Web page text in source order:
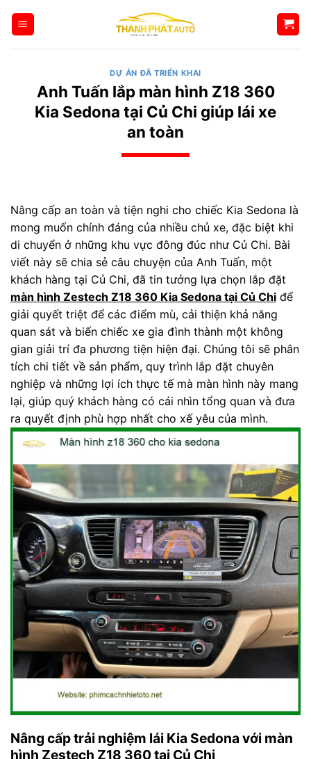
qua
DỰ ÁN ĐÃ TRIỂN KHAI
Anh Tuấn lắp màn hình Z18 360
Kia Sedona tại Củ Chi giúp lái xe
an toàn
Nâng cấp an toàn và tiện nghi cho chiếc Kia Sedona là
mong muốn chính đáng của nhiều chủ xe, đặc biệt khi
di chuyển ở những khu vực đông đúc như Củ Chi. Bài
viết này sẽ chia sẻ câu chuyện của Anh Tuấn, một
khách hàng tại Củ Chi, đã tin tưởng lựa chọn lắp đặt
màn hình Zestech Z18 360 Kia Sedona tại Củ Chi để
giải quyết triệt để các điểm mù, cải thiện khả năng
quan sát và biến chiếc xe gia đình thành một không
gian giải trí đa phương tiện hiện đại. Chúng tôi sẽ phân
tích chi tiết về sản phẩm, quy trình lắp đặt chuyên
nghiệp và những lợi ích thực tế mà màn hình này mang
lại, giúp quý khách hàng có cái nhìn tổng quan và đưa
ra quyết định phù hợp nhất cho xế yêu của mình.
Nâng cấp trải nghiệm lái Kia Sedona với màn
hình Zestech Z18 360 tại Củ Chi